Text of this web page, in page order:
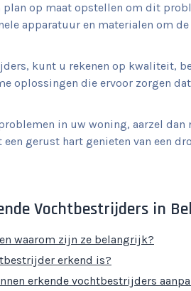
plan op maat opstellen om dit
apparatuur en materialen om
kunt u rekenen op kwaliteit,
oplossingen die ervoor zorgen
in uw woning, aarzel dan
gerust hart genieten van een
Vochtbestrijders in
waarom zijn ze belangrijk?
erkend is?
erkende vochtbestrijders